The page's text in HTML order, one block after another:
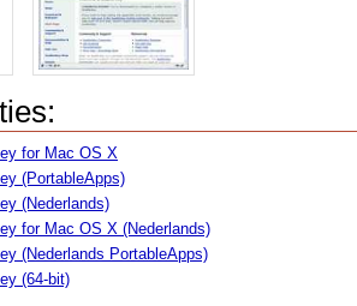
for Mac OS X
(PortableApps)
(Nederlands)
for Mac OS X (Nederlands)
(Nederlands PortableApps)
(64-bit)